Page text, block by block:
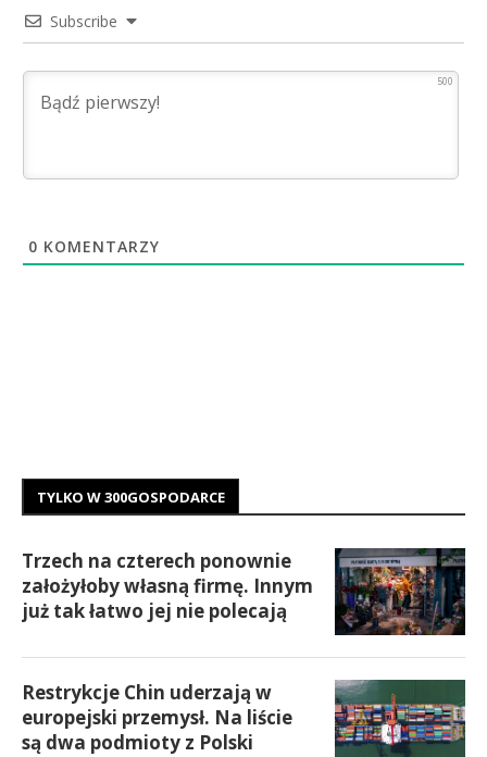
Subscribe
500
0 KOMENTARZY
TYLKO W 300GOSPODARCE
Trzech na czterech ponownie
założyłoby własną firmę. Innym
już tak łatwo jej nie polecają
Restrykcje Chin uderzają w
europejski przemysł. Na liście
są dwa podmioty z Polski